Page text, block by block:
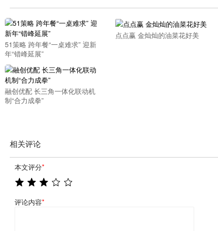
51策略 跨年餐“一桌难求” 迎新
年“错峰延展”
点点赢 金灿灿的油菜花好美
融创优配 长三角一体化联动机
制“合力成拳”
相关评论
本文评分*
评论内容*